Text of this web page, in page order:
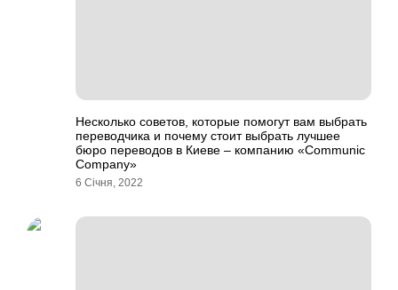
Несколько советов, которые помогут вам выбрать
переводчика и почему стоит выбрать лучшее
бюро переводов в Киеве – компанию «Communic
Company»
6 Січня, 2022